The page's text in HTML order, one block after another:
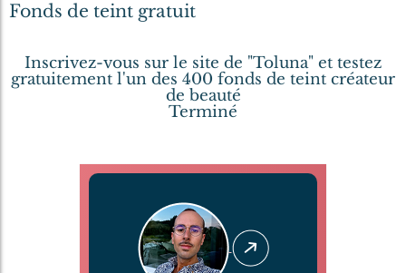
Fonds de teint gratuit
Inscrivez-vous sur le site de "Toluna" et testez
gratuitement l'un des 400 fonds de teint créateur
de beauté
Terminé